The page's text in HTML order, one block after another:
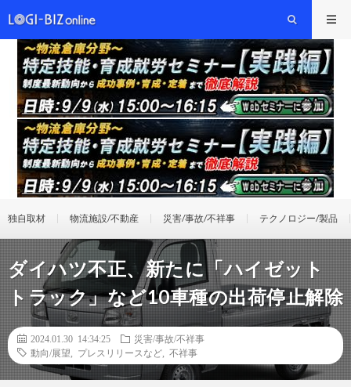
独自取材 物流施設/不動産 災害/事故/不祥事 テクノロジー/製品
ダイハツ不正、新たに「ハイゼット
トラック」など10車種の出荷停止解除
2024.01.30 14:34:25
災害/事故/不祥事
動向/展望
プレスリリースなど 不祥事